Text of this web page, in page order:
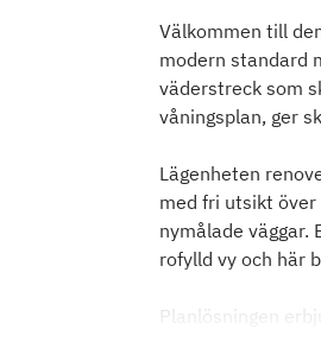
Välkommen till
modern standard
väderstreck som
våningsplan, ger
Lägenheten
med fri utsikt över
nymålade
rofylld vy och här
Planlösningen